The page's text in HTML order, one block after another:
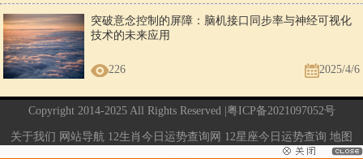
突破意念控制的屏障：脑机接口同步率与神经可视化
技术的未来应用
226 2025/4/6
Copyright 2014-2025 All Rights Reserved | 粤ICP备2021097052号
关于我们 网站导航 12生肖今日运势查询网 12星座今日运势查询 地图